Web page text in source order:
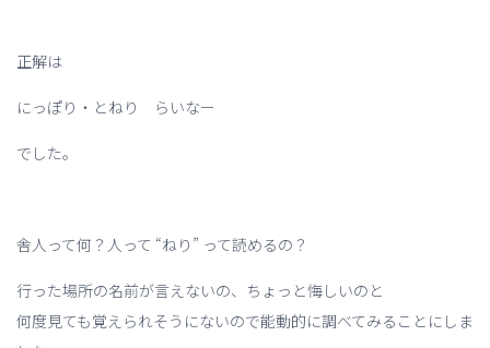
正解は
にっぽり・とねり らいなー
でした。
舎人って何？人って “ねり” って読めるの？
行った場所の名前が言えないの、ちょっと悔しいのと
何度見ても覚えられそうにないので能動的に調べてみることにしま